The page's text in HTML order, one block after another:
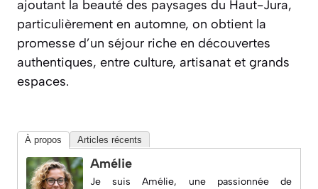
ajoutant la beauté des paysages du Haut-Jura,
particulièrement en automne, on obtient la
promesse d’un séjour riche en découvertes
authentiques, entre culture, artisanat et grands
espaces.
À propos Articles récents
Amélie
Je suis Amélie, une passionnée de